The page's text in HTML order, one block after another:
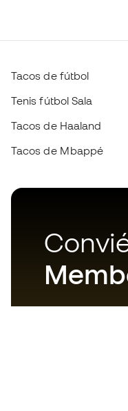
Tacos de fútbol
Tenis fútbol Sala
Tacos de Haaland
Tacos de Mbappé